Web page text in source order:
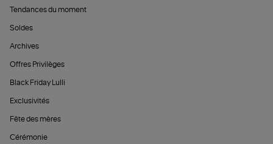
Tendances du moment
Soldes
Archives
Offres Privilèges
Black Friday Lulli
Exclusivités
Fête des mères
Cérémonie